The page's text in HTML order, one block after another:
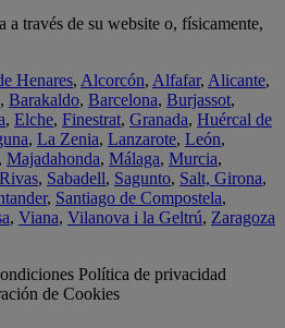
través de su website o, físicamente,
Henares, Alcorcón, Alfafar, Alicante,
, Barakaldo, Barcelona, Burjassot,
, Elche, Finestrat, Granada, Huércal de
, La Zenia, Lanzarote, León,
, Majadahonda, Málaga, Murcia,
Rivas, Sabadell, Sagunto, Salt, Girona,
, Santiago de Compostela,
, Viana, Vilanova i la Geltrú, Zaragoza
Política de privacidad
de Cookies